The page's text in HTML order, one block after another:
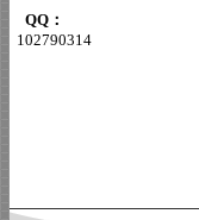
QQ：
102790314